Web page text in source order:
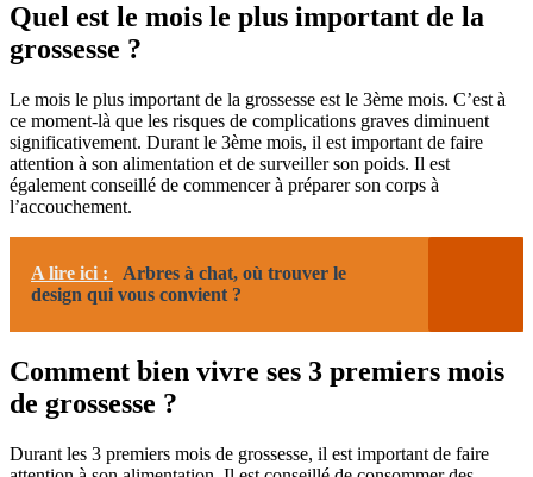
Quel est le mois le plus important de la
grossesse ?
Le mois le plus important de la grossesse est le 3ème mois. C’est à
ce moment-là que les risques de complications graves diminuent
significativement. Durant le 3ème mois, il est important de faire
attention à son alimentation et de surveiller son poids. Il est
également conseillé de commencer à préparer son corps à
l’accouchement.
A lire ici :
Arbres à chat, où trouver le
design qui vous convient ?
Comment bien vivre ses 3 premiers mois
de grossesse ?
Durant les 3 premiers mois de grossesse, il est important de faire